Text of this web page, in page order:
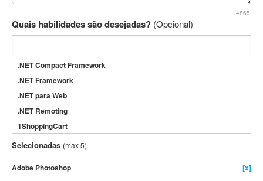
4865
Quais habilidades são desejadas? (Opcional)
.NET Compact Framework
.NET Framework
.NET para Web
.NET Remoting
1ShoppingCart
3DS Max
3GSM
4D Dimension
Selecionadas (max 5)
Adobe Photoshop [x]